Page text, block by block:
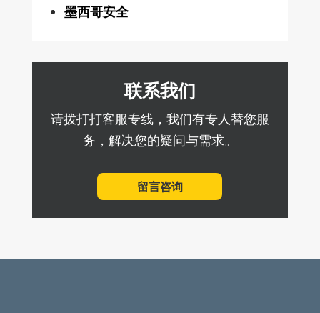
墨西哥安全
联系我们
请拨打打客服专线，我们有专人替您服
务，解决您的疑问与需求。
留言咨询